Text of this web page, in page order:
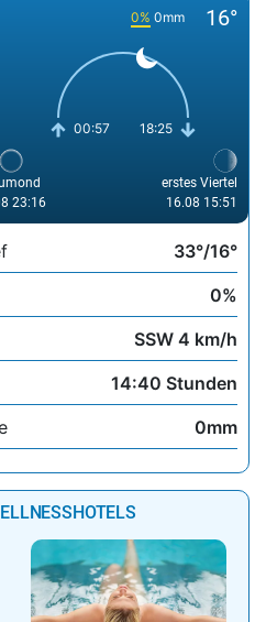
0% 0mm 16°
00:57 18:25
23:16
erstes Viertel
16.08 15:51
33°/16°
0%
SSW 4 km/h
14:40 Stunden
0mm